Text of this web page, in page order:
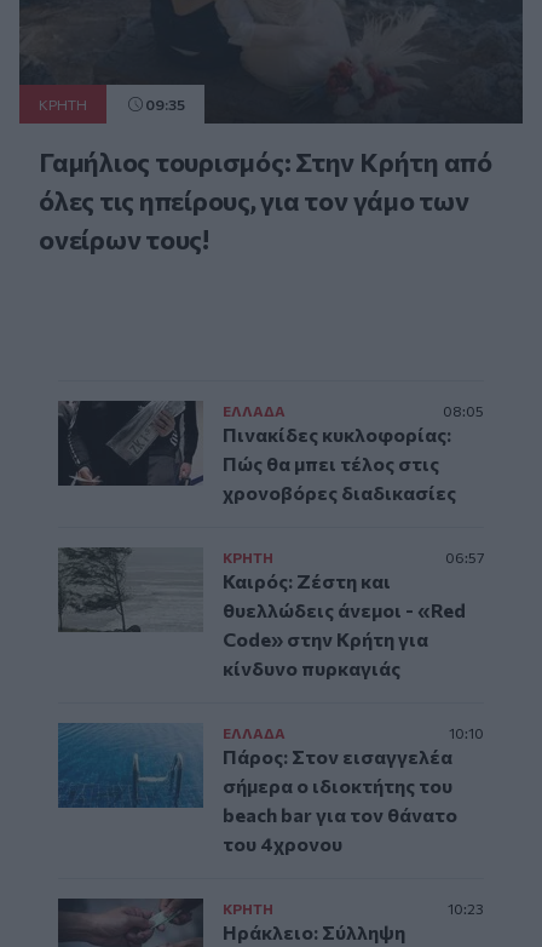
ΚΡΗΤΗ 09:35
Γαμήλιος τουρισμός: Στην Κρήτη από
όλες τις ηπείρους, για τον γάμο των
ονείρων τους!
ΕΛΛAΔΑ 08:05
Πινακίδες κυκλοφορίας:
Πώς θα μπει τέλος στις
χρονοβόρες διαδικασίες
ΚΡΗΤΗ 06:57
Καιρός: Ζέστη και
θυελλώδεις άνεμοι - «Red
Code» στην Κρήτη για
κίνδυνο πυρκαγιάς
ΕΛΛAΔΑ 10:10
Πάρος: Στον εισαγγελέα
σήμερα ο ιδιοκτήτης του
beach bar για τον θάνατο
του 4χρονου
ΚΡΗΤΗ 10:23
Ηράκλειο: Σύλληψη